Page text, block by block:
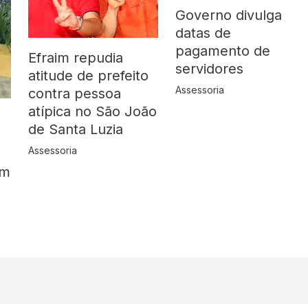
Efraim repudia
atitude de prefeito
contra pessoa
atípica no São João
de Santa Luzia
Assessoria
Governo divulga
datas de
pagamento de
servidores
Assessoria